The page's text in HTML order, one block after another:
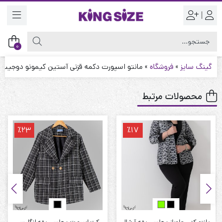
|
0
گینگ سایز »فروشگاه » مانتو اسپورت دکمه قزنی آستین کیمونو دوجیب
محصولات مرتبط
٪17 ٪23